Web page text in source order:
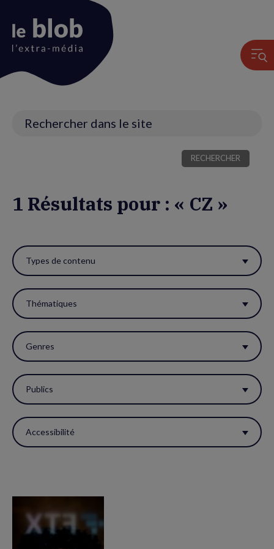
1 Résultats pour : « CZ »
ces
filtres
pour
réactualiser
la
page.
Types de contenu
Thématiques
Genres
Publics
Accessibilité